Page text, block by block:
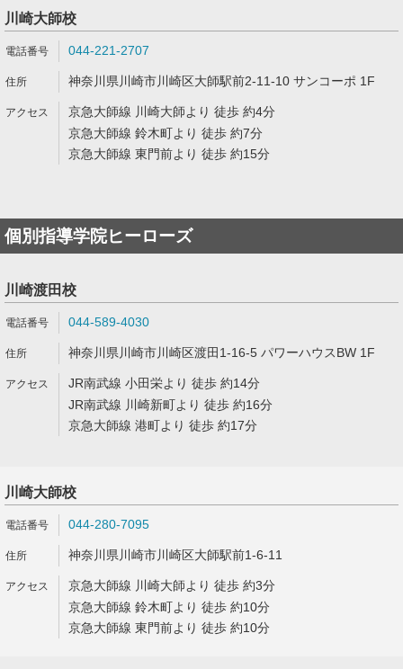
川崎大師校
044-221-2707
神奈川県川崎市川崎区大師駅前2-11-10 サンコーポ 1F
京急大師線 川崎大師より 徒歩 約4分
京急大師線 鈴木町より 徒歩 約7分
京急大師線 東門前より 徒歩 約15分
個別指導学院ヒーローズ
川崎渡田校
044-589-4030
神奈川県川崎市川崎区渡田1-16-5 パワーハウスBW 1F
JR南武線 小田栄より 徒歩 約14分
JR南武線 川崎新町より 徒歩 約16分
京急大師線 港町より 徒歩 約17分
川崎大師校
044-280-7095
神奈川県川崎市川崎区大師駅前1-6-11
京急大師線 川崎大師より 徒歩 約3分
京急大師線 鈴木町より 徒歩 約10分
京急大師線 東門前より 徒歩 約10分